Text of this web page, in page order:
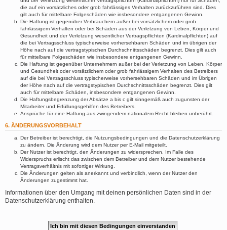
die auf ein vorsätzliches oder grob fahrlässiges Verhalten zurückzuführen sind. Dies
gilt auch für mittelbare Folgeschäden wie insbesondere entgangenen Gewinn.
Die Haftung ist gegenüber Verbrauchern außer bei vorsätzlichem oder grob
fahrlässigem Verhalten oder bei Schäden aus der Verletzung von Leben, Körper und
Gesundheit und der Verletzung wesentlicher Vertragspflichten (Kardinalpflichten) auf
die bei Vertragsschluss typischerweise vorhersehbaren Schäden und im übrigen der
Höhe nach auf die vertragstypischen Durchschnittsschäden begrenzt. Dies gilt auch
für mittelbare Folgeschäden wie insbesondere entgangenen Gewinn.
Die Haftung ist gegenüber Unternehmern außer bei der Verletzung von Leben, Körper
und Gesundheit oder vorsätzlichem oder grob fahrlässigem Verhalten des Betreibers
auf die bei Vertragsschluss typischerweise vorhersehbaren Schäden und im Übrigen
der Höhe nach auf die vertragstypischen Durchschnittsschäden begrenzt. Dies gilt
auch für mittelbare Schäden, insbesondere entgangenen Gewinn.
Die Haftungsbegrenzung der Absätze a bis c gilt sinngemäß auch zugunsten der
Mitarbeiter und Erfüllungsgehilfen des Betreibers.
Ansprüche für eine Haftung aus zwingendem nationalem Recht bleiben unberührt.
6. ÄNDERUNGSVORBEHALT
Der Betreiber ist berechtigt, die Nutzungsbedingungen und die Datenschutzerklärung
zu ändern. Die Änderung wird dem Nutzer per E-Mail mitgeteilt.
Der Nutzer ist berechtigt, den Änderungen zu widersprechen. Im Falle des
Widerspruchs erlischt das zwischen dem Betreiber und dem Nutzer bestehende
Vertragsverhältnis mit sofortiger Wirkung.
Die Änderungen gelten als anerkannt und verbindlich, wenn der Nutzer den
Änderungen zugestimmt hat.
Informationen über den Umgang mit deinen persönlichen Daten sind in der
Datenschutzerklärung enthalten.